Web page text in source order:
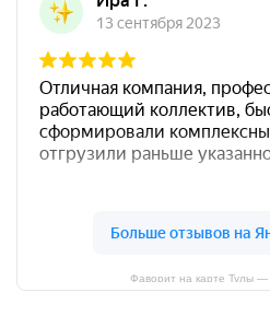
Фаворит на карте Тулы —